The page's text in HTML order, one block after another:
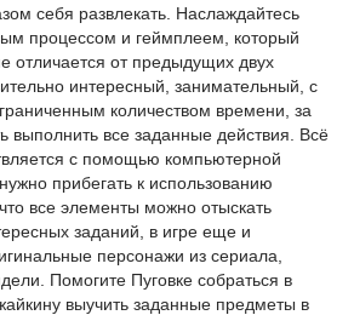
себя развлекать. Наслаждайтесь
процессом и геймплеем, который
отличается от предыдущих двух
интересный, занимательный, с
количеством времени, за
выполнить все заданные действия. Всё
с помощью компьютерной
прибегать к использованию
все элементы можно отыскать
заданий, в игре еще и
персонажи из сериала,
Помогите Пуговке собраться в
выучить заданные предметы в